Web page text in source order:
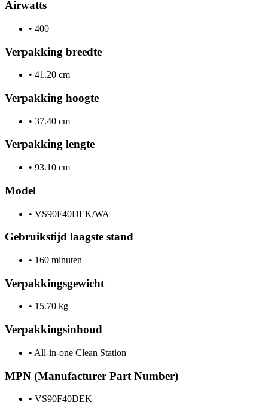
Airwatts
• 400
Verpakking breedte
• 41.20 cm
Verpakking hoogte
• 37.40 cm
Verpakking lengte
• 93.10 cm
Model
• VS90F40DEK/WA
Gebruikstijd laagste stand
• 160 minuten
Verpakkingsgewicht
• 15.70 kg
Verpakkingsinhoud
• All-in-one Clean Station
MPN (Manufacturer Part Number)
• VS90F40DEK